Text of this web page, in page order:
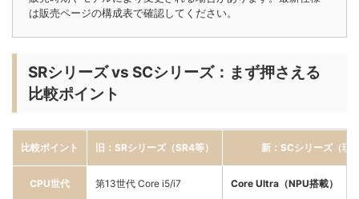
は販売ページの構成表で確認してください。
SRシリーズ vs SCシリーズ：まず押さえる
比較ポイント
比較ポイント 旧：SRシリーズ（SR4等） 新：SCシリーズ（現
CPU世代 第13世代 Core i5/i7 Core Ultra（NPU搭載）